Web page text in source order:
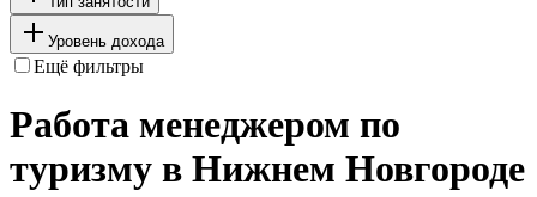
Уровень дохода
Ещё фильтры
Работа менеджером по
туризму в Нижнем Новгороде